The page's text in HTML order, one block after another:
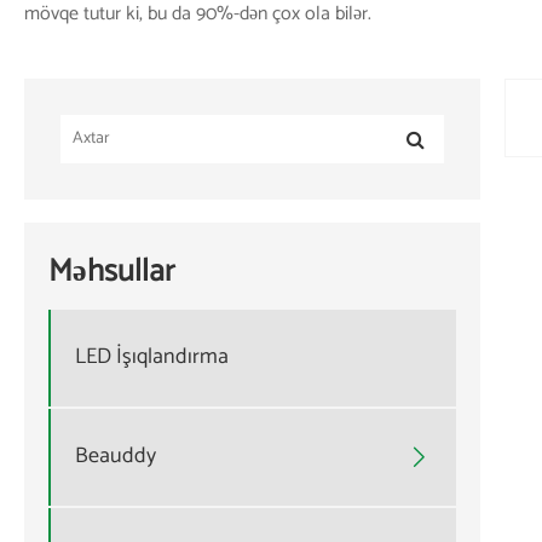
mövqe tutur ki, bu da 90%-dən çox ola bilər.
Məhsullar
LED İşıqlandırma
Beauddy 